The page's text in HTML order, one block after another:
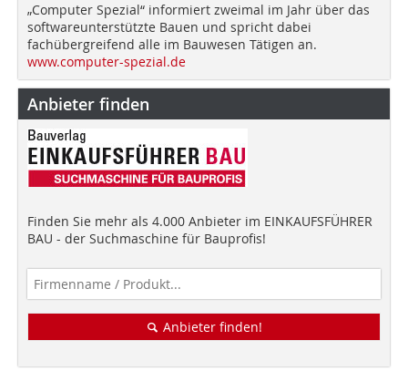
„Computer Spezial“ informiert zweimal im Jahr über das
softwareunterstützte Bauen und spricht dabei
fachübergreifend alle im Bauwesen Tätigen an.
www.computer-spezial.de
Anbieter finden
Finden Sie mehr als 4.000 Anbieter im EINKAUFSFÜHRER
BAU - der Suchmaschine für Bauprofis!
Anbieter finden!